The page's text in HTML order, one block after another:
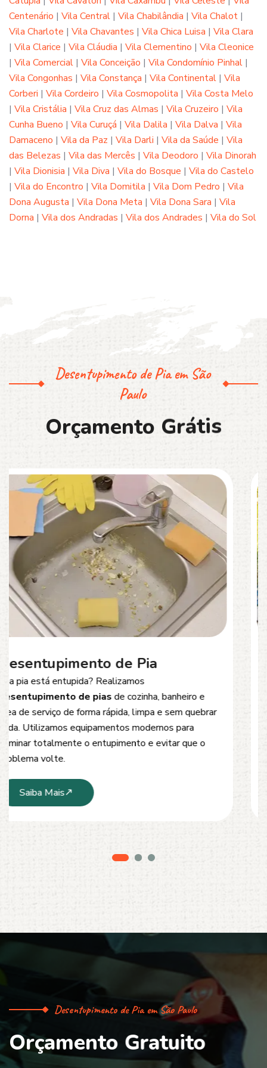
Centenário | Vila Central | Vila Chabilândia | Vila Chalot |
Vila Charlote | Vila Chavantes | Vila Chica Luisa | Vila Clara
| Vila Clarice | Vila Cláudia | Vila Clementino | Vila Cleonice
| Vila Comercial | Vila Conceição | Vila Condomínio Pinhal |
Vila Congonhas | Vila Constança | Vila Continental | Vila
Corberi | Vila Cordeiro | Vila Cosmopolita | Vila Costa Melo
| Vila Cristália | Vila Cruz das Almas | Vila Cruzeiro | Vila
Cunha Bueno | Vila Curuçá | Vila Dalila | Vila Dalva | Vila
Damaceno | Vila da Paz | Vila Darli | Vila da Saúde | Vila
das Belezas | Vila das Mercês | Vila Deodoro | Vila Dinorah
| Vila Dionisia | Vila Diva | Vila do Bosque | Vila do Castelo
| Vila do Encontro | Vila Domitila | Vila Dom Pedro | Vila
Dona Augusta | Vila Dona Meta | Vila Dona Sara | Vila
Dorna | Vila dos Andradas | Vila dos Andrades | Vila do Sol
Desentupimento de Pia em São
Paulo
Orçamento Grátis
Desentupimento de Esgoto
Problemas comentupimento de esgoto
Oferecemos soluções rápidas e eficientes para
desobstrução de redes de esgoto, caixas de
inspeção e tubulações. Utilizamos equipamentos
modernos e técnicas seguras que garantem um
serviço limpo, ágil e sem danos à estrutura.
Saiba Mais
Desentupimento de Pia em São Paulo
Orçamento Gratuito